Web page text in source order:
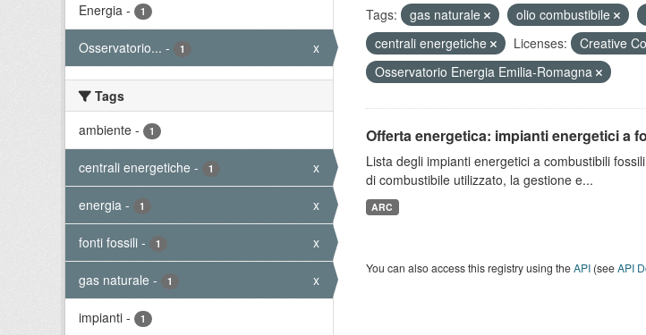
Energia - 1
Osservatorio... - 1 x
Tags
ambiente - 1
centrali energetiche - 1 x
energia - 1 x
fonti fossili - 1 x
gas naturale - 1 x
impianti - 1
Tags: gas naturale olio combustibile
centrali energetiche
Licenses: Creative
Osservatorio Energia Emilia-Romagna
Offerta energetica: impianti energetici a
Lista degli impianti energetici a combustibili
di combustibile utilizzato, la gestione e...
ARC
You can also access this registry using theAPI(seeAPI